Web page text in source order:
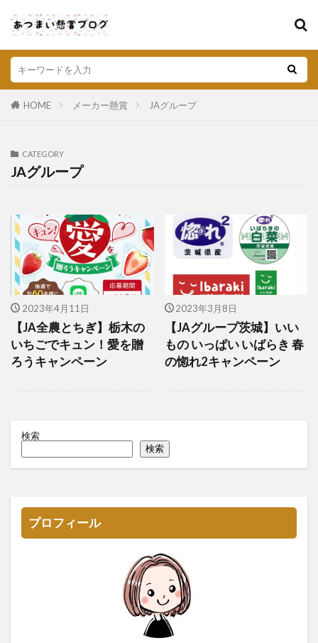
HOME メーカー懸賞 JAグループ
CATEGORY
JAグループ
2023年4月11日
【JA全農とちぎ】栃木の
いちごでキュン！愛を贈
ろうキャンペーン
2023年3月8日
【JAグループ茨城】いい
もの いっぱい いばらき 春
の惚れ2キャンペーン
検索
検索
プロフィール